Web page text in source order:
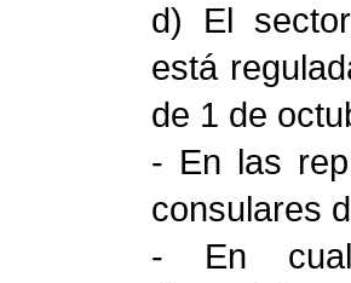
d) El
está
de 1 de
- En las
consulares
- En